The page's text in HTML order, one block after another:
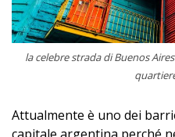
la celebre strada di Buenos
Attualmente è uno dei